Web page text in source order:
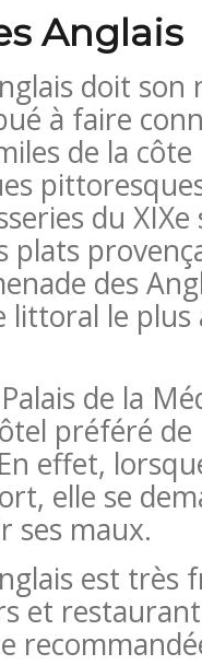
Anglais
doit son
à faire
de la
du XIXe
plats
des
littoral le
de la
préféré
effet,
elle se
ses maux.
est très
et